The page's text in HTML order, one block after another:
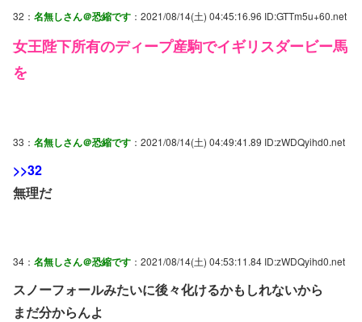
32： 名無しさん＠恐縮です ：2021/08/14(土) 04:45:16.96 ID:GTTm5u+60.net
女王陛下所有のディープ産駒でイギリスダービー馬
を
33： 名無しさん＠恐縮です ：2021/08/14(土) 04:49:41.89 ID:zWDQyihd0.net
>>32
無理だ
34： 名無しさん＠恐縮です ：2021/08/14(土) 04:53:11.84 ID:zWDQyihd0.net
スノーフォールみたいに後々化けるかもしれないから
まだ分からんよ